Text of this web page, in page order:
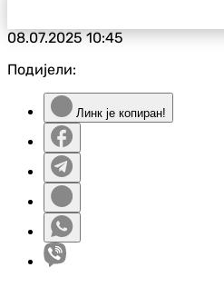
08.07.202510:45
Подијели:
Линк је копиран!